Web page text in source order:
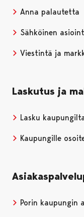
Anna palautetta
Sähköinen
Viestintä ja
Laskutus ja
Lasku
Kaupungille
Porin kaupungin